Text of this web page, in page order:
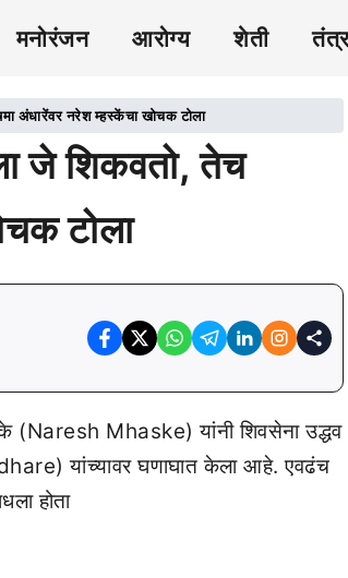
मनोरंजन आरोग्य शेती
अंधारेंवर नरेश म्हस्केंचा खोचक टोला
जे शिकवतो, तेच
टोला
(Naresh Mhaske) यांनी शिवसेना उद्धव
यांच्यावर घणाघात केला आहे. एवढंच
होता